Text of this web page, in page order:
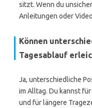
sitzt. Wenn du
Anleitungen oder
Können
Tagesablauf
Ja, unterschiedliche
im Alltag. Du kannst
und für längere